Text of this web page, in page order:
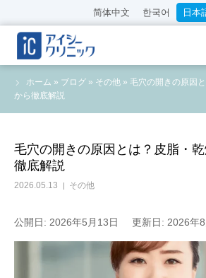
简体中文 한국어 日本
ホーム » ブログ » その他 » 毛穴の開きの原因
から徹底解説
毛穴の開きの原因とは？皮脂・
徹底解説
2026.05.13 その他
公開日: 2026年5月13日 更新日: 2026年
クリニック紹介
診療内容
WEB予約
料金表